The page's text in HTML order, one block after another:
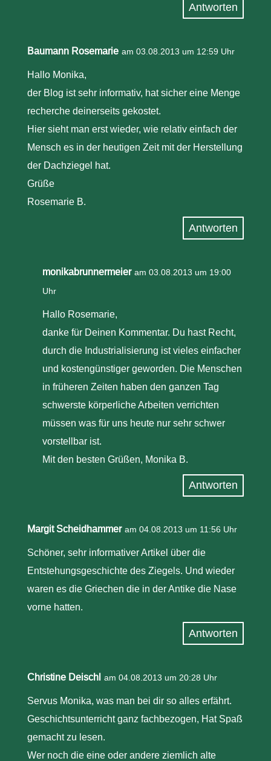
Antworten
Baumann Rosemarie am 03.08.2013 um 12:59 Uhr
Hallo Monika,
der Blog ist sehr informativ, hat sicher eine Menge
recherche deinerseits gekostet.
Hier sieht man erst wieder, wie relativ einfach der
Mensch es in der heutigen Zeit mit der Herstellung
der Dachziegel hat.
Grüße
Rosemarie B.
Antworten
monikabrunnermeier am 03.08.2013 um 19:00
Uhr
Hallo Rosemarie,
danke für Deinen Kommentar. Du hast Recht,
durch die Industrialisierung ist vieles einfacher
und kostengünstiger geworden. Die Menschen
in früheren Zeiten haben den ganzen Tag
schwerste körperliche Arbeiten verrichten
müssen was für uns heute nur sehr schwer
vorstellbar ist.
Mit den besten Grüßen, Monika B.
Antworten
Margit Scheidhammer am 04.08.2013 um 11:56 Uhr
Schöner, sehr informativer Artikel über die
Entstehungsgeschichte des Ziegels. Und wieder
waren es die Griechen die in der Antike die Nase
vorne hatten.
Antworten
Christine Deischl am 04.08.2013 um 20:28 Uhr
Servus Monika, was man bei dir so alles erfährt.
Geschichtsunterricht ganz fachbezogen, Hat Spaß
gemacht zu lesen.
Wer noch die eine oder andere ziemlich alte